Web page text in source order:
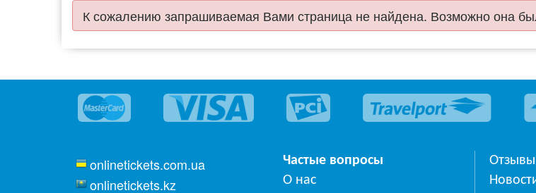
К сожалению запрашиваемая Вами страница не найдена. Возможно она
onlinetickets.com.ua
onlinetickets.kz
Частые вопросы
О нас
Отзывы